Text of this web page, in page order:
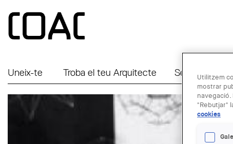
Uneix-te Troba el teu Arquitecte Serveis aUtilitzem
mostrar
"Rebutjar"
cookies